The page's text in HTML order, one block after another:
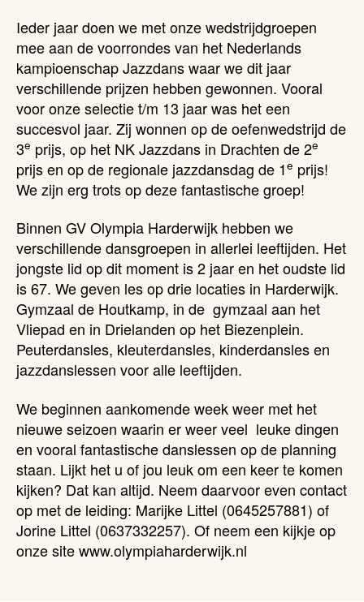
Ieder jaar doen we met onze wedstrijdgroepen
mee aan de voorrondes van het Nederlands
kampioenschap Jazzdans waar we dit jaar
verschillende prijzen hebben gewonnen. Vooral
voor onze selectie t/m 13 jaar was het een
succesvol jaar. Zij wonnen op de oefenwedstrijd de
3e prijs, op het NK Jazzdans in Drachten de 2e
prijs en op de regionale jazzdansdag de 1e prijs!
We zijn erg trots op deze fantastische groep!
Binnen GV Olympia Harderwijk hebben we
verschillende dansgroepen in allerlei leeftijden. Het
jongste lid op dit moment is 2 jaar en het oudste lid
is 67. We geven les op drie locaties in Harderwijk.
Gymzaal de Houtkamp, in de gymzaal aan het
Vliepad en in Drielanden op het Biezenplein.
Peuterdansles, kleuterdansles, kinderdansles en
jazzdanslessen voor alle leeftijden.
We beginnen aankomende week weer met het
nieuwe seizoen waarin er weer veel leuke dingen
en vooral fantastische danslessen op de planning
staan. Lijkt het u of jou leuk om een keer te komen
kijken? Dat kan altijd. Neem daarvoor even contact
op met de leiding: Marijke Littel (0645257881) of
Jorine Littel (0637332257). Of neem een kijkje op
onze site www.olympiaharderwijk.nl